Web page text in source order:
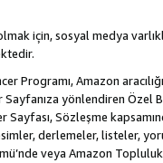
için, sosyal medya
Programı, Amazon
yönlendiren Özel
Sayfası, Sözleşme
derlemeler, listeler,
veya Amazon